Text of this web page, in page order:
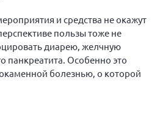
и средства не окажут
пользы тоже не
диарею, желчную
панкреатита. Особенно это
болезнью, о которой